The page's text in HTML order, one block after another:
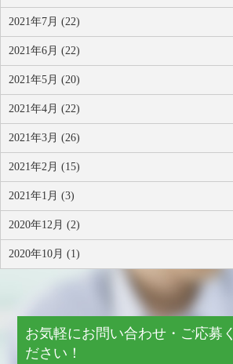
2021年7月 (22)
2021年6月 (22)
2021年5月 (20)
2021年4月 (22)
2021年3月 (26)
2021年2月 (15)
2021年1月 (3)
2020年12月 (2)
2020年10月 (1)
お気軽にお問い合わせ・ご応募く
ださい！